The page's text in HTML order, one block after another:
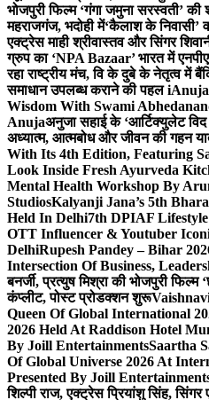
भोजपुरी फिल्म ‘गंगा जमुना सरस्वती’
महराजगंज, भदोही में‘कैलाश के निवासी’
एक्ट्रेस माही श्रीवास्तव और सिंगर
ग्रुप का ‘NPA Bazaar’ भारत में
रहा राष्ट्रीय मंच, वि के दुबे के नेतृत्व में
समाधान उपलब्ध कराने की पहल i
Wisdom With Swami
Anujaअनुजा सहाई के ‘आर्टिक्युलेट
अध्यात्म, आत्मबोध और जीवन की गहन
With Its 4th Edition, Featuring
Look Inside Fresh Ayurveda
Mental Health Workshop By
StudiosKalyanji Jana’s 5th
Held In Delhi7th DPIAF
OTT Influencer & Youtuber
DelhiRupesh Pandey – Bihar
Intersection Of Business,
बनर्जी, प्रत्युष मिश्रा की भोजपुरी
कंप्लीट, पोस्ट प्रोडक्शन शुरू
Queen Of Global International
2026 Held At Raddison Hotel
By Joill EntertainmentsSaartha
Of Global Universe 2026 At
Presented By Joill
शिल्पी राज, एक्ट्रेस प्रियांशु सिंह, सिंगर